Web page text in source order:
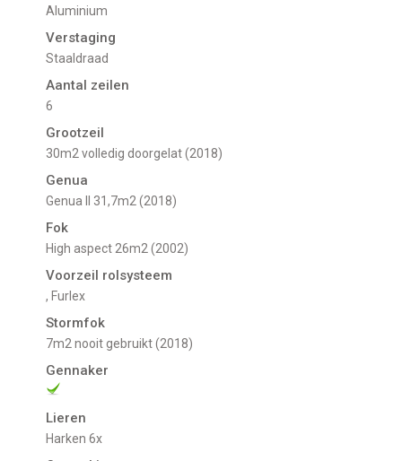
Aluminium
Verstaging
Staaldraad
Aantal zeilen
6
Grootzeil
30m2 volledig doorgelat (2018)
Genua
Genua II 31,7m2 (2018)
Fok
High aspect 26m2 (2002)
Voorzeil rolsysteem
, Furlex
Stormfok
7m2 nooit gebruikt (2018)
Gennaker
Lieren
Harken 6x